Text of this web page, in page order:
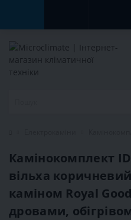
Камінокомплект
вільха
каміном Royal
дровами,